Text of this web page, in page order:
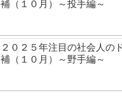
補（１０月）～投手編～
２０２５年注目の社会人の
補（１０月）～野手編～